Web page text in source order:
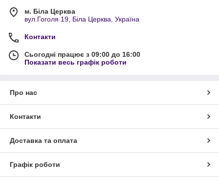
м. Біла Церква
вул.Гоголя 19, Біла Церква, Україна
Контакти
Сьогодні працює з 09:00 до 16:00
Показати весь графік роботи
Про нас
Контакти
Доставка та оплата
Графік роботи